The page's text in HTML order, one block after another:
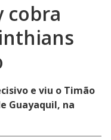
cobra
e viu o Timão
Guayaquil, na